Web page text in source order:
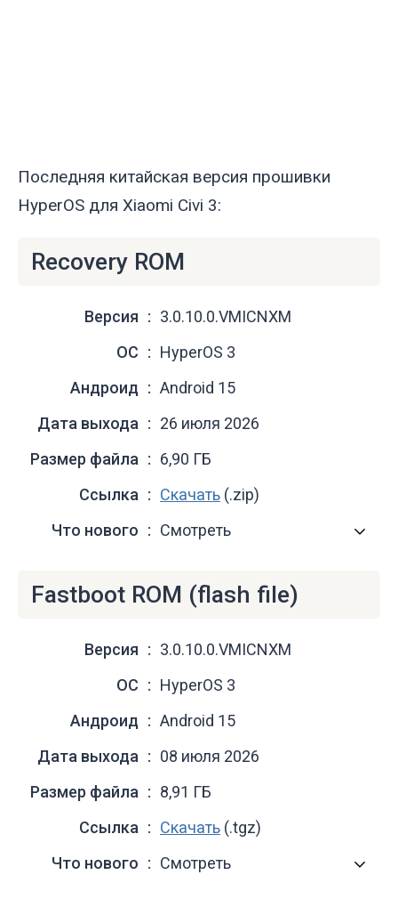
Последняя китайская версия прошивки
HyperOS для Xiaomi Civi 3:
Recovery ROM
Версия
3.0.10.0.VMICNXM
ОС
HyperOS 3
Андроид
Android 15
Дата выхода
26 июля 2026
Размер файла
6,90 ГБ
Ссылка
Скачать (.zip)
Что нового
Смотреть
Fastboot ROM (flash file)
Версия
3.0.10.0.VMICNXM
ОС
HyperOS 3
Андроид
Android 15
Дата выхода
08 июля 2026
Размер файла
8,91 ГБ
Ссылка
Скачать (.tgz)
Что нового
Смотреть